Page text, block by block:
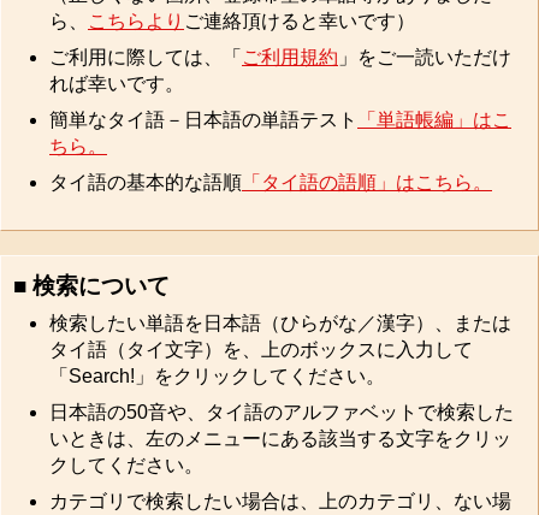
ら、
こちらより ご連絡頂けると幸いです）
ご利用に際しては、「 ご利用規約 」をご一読いただけ
れば幸いです。
簡単なタイ語－日本語の単語テスト
「単語帳編」はこ
ちら。
タイ語の基本的な語順 「タイ語の語順」はこちら。
■ 検索について
検索したい単語を日本語（ひらがな／漢字）、または
タイ語（タイ文字）を、上のボックスに入力して
「Search!」をクリックしてください。
日本語の50音や、タイ語のアルファベットで検索した
いときは、左のメニューにある該当する文字をクリッ
クしてください。
カテゴリで検索したい場合は、上のカテゴリ、ない場